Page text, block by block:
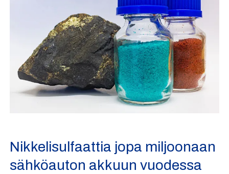
Nikkelisulfaattia jopa miljoonaan
sähköauton akkuun vuodessa